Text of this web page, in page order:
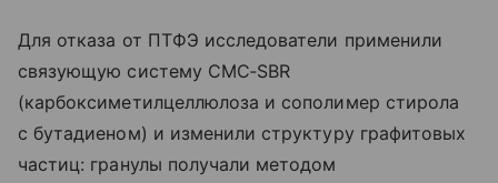
Для отказа от ПТФЭ исследователи применили
связующую систему CMC‑SBR
(карбоксиметилцеллюлоза и сополимер стирола
с бутадиеном) и изменили структуру графитовых
частиц: гранулы получали методом